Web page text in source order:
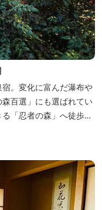
。変化に富んだ瀑布や
百選」にも選ばれてい
「忍者の森」へ徒歩５
効果も期待できます。
えた「上忍の湯」、打